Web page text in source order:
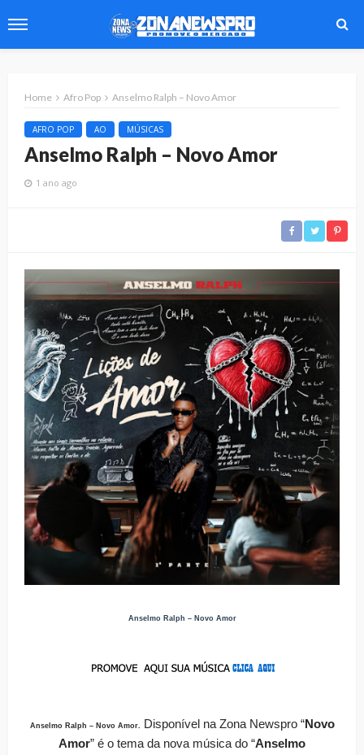
Home Afro Pop Anselmo Ralph – Novo Amor
AFRO POP AO MÚSICAS
Anselmo Ralph – Novo Amor
1 ano ago
Anselmo Ralph – Novo Amor
Anselmo Ralph – Novo Amor. Disponível na Zona Newspro “Novo
Amor” é o tema da nova música do “Anselmo